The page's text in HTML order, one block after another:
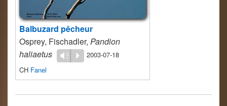
Balbuzard pêcheur
Osprey, Fischadler, Pandion
haliaetus
Vm P
2003-07-18
CH Fanel